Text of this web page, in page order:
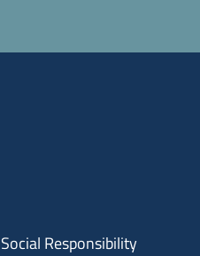
Social Responsibility